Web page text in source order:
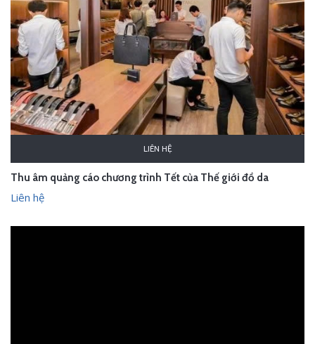
LIÊN HỆ
Thu âm quảng cáo chương trình Tết của Thế giới đồ da
Liên hệ